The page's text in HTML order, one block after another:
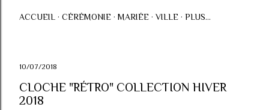
ACCUEIL CÉRÉMONIE MARIÉE VILLE PLUS…
10/07/2018
CLOCHE "RÉTRO" COLLECTION HIVER
2018